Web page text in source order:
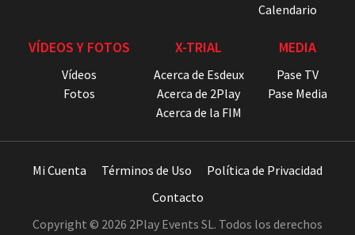
Calendario
VÍDEOS Y FOTOS
Vídeos
Fotos
X-TRIAL
Acerca de Esdeux
Acerca de 2Play
Acerca de la FIM
MEDIA
Pase TV
Pase Media
Mi Cuenta Términos de Uso
Política de Privacidad
Contacto
Copyright © 2026 2Play Events SL. Todos los derechos